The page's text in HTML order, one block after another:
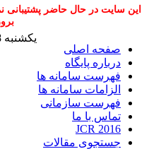
این سایت در حال حاضر پشتیبانی
صفحه اصلی
درباره پایگاه
فهرست سامانه ها
الزامات سامانه ها
فهرست سازمانی
تماس با ما
JCR 2016
جستجوی مقالات
یکشنبه 18 مرداد 1405